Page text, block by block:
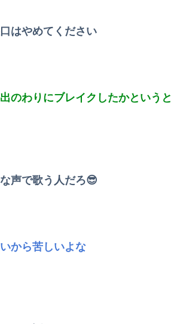
相互RSS
はやめてください
のわりにブレイクしたかというと
声で歌う人だろ😎
から苦しいよな